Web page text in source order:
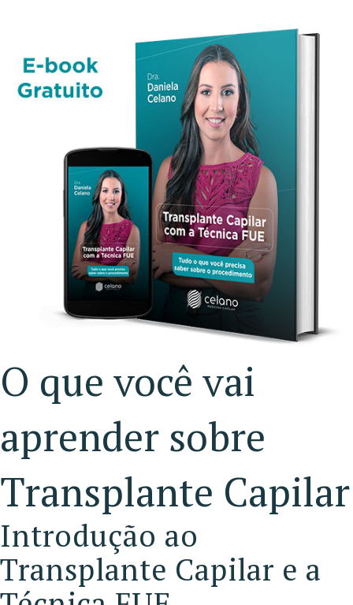
O que você vai
aprender sobre
Transplante Capilar
Introdução ao
Transplante Capilar e a